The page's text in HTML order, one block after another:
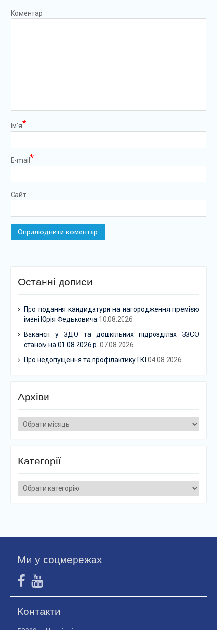
Коментар
Ім’я*
E-mail*
Сайт
Останні дописи
Про подання кандидатури на нагородження премією
імені Юрія Федьковича 10.08.2026
Вакансії у ЗДО та дошкільних підрозділах ЗЗСО
станом на 01.08.2026 р. 07.08.2026
Про недопущення та профілактику ГКІ 04.08.2026
Архіви
Архіви
Категорії
Категорії
Ми у соцмережах
Контакти